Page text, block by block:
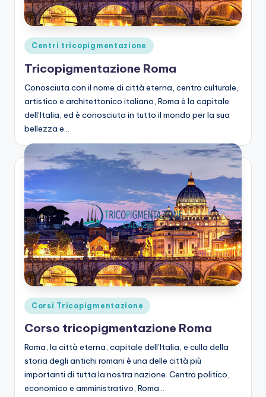
o
n
e
a
lv
ie
Posted
in
Centri tricopigmentazione
Tricopigmentazione Roma
Conosciuta con il nome di città eterna, centro culturale,
artistico e architettonico italiano, Roma è la capitale
dell’Italia, ed è conosciuta in tutto il mondo per la sua
bellezza e…
Posted
in
Corsi Tricopigmentazione
Corso tricopigmentazione Roma
Roma, la città eterna, capitale dell’Italia, e culla della
storia degli antichi romani è una delle città più
importanti di tutta la nostra nazione. Centro politico,
economico e amministrativo, Roma…